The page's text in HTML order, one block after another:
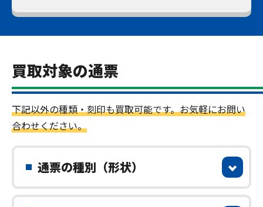
買取対象の通票
下記以外の種類・刻印も買取可能です。お気軽にお問い
合わせください。
通票の種別（形状）